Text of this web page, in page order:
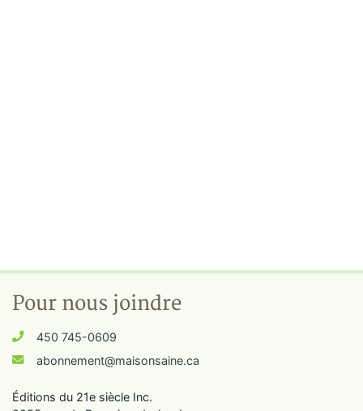
Pour nous joindre
450 745-0609
abonnement@maisonsaine.ca
Éditions du 21e siècle Inc.